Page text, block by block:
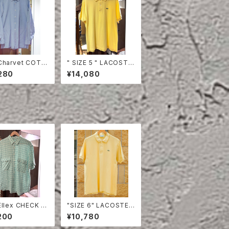
COTT
" SIZE 5 " LACOSTE
POLO SHIRT YELLO
W
¥14,080
CHECK LI
SLEEVE S
"SIZE 6" LACOSTE
POLO SHIRT
¥10,780